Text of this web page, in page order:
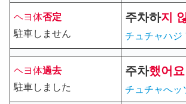
ヘヨ体否定
駐車しません
주차하지
チュチャハジ
ヘヨ体過去
駐車しました
주차했어요
チュチャへッ